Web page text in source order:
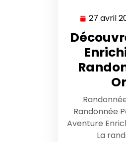
27 avril
Randonnée
Aventure
La